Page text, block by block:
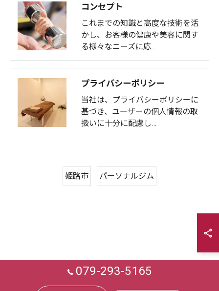
コンセプト
これまでの知識と高度な技術を活
かし、お客様の健康や美容に関す
る様々なニーズに応…
プライバシーポリシー
当社は、プライバシーポリシーに
基づき、ユーザーの個人情報の取
扱いに十分に配慮し…
姫路市 パーソナルジム
079-293-5165